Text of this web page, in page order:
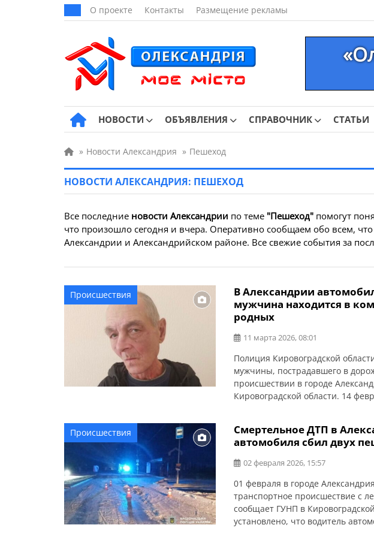
О проекте Контакты Размещение рекламы
НОВОСТИ ОБЪЯВЛЕНИЯ СПРАВОЧНИК СТАТЬИ
» Новости Александрия » Пешеход
НОВОСТИ АЛЕКСАНДРИЯ: ПЕШЕХОД
Все последние новости Александрии по теме "Пешеход" помогут
что произошло сегодня и вчера. Оперативно сообщаем обо всем,
Александрии и Александрийском районе. Все свежие события за
Происшествия
В Александрии
мужчина находится в
родных
11 марта 2026, 08:01
Полиция Кировоградской
мужчины, пострадавшего в
происшествии в городе
Кировоградской области. 14
— Семенист Валерия Ивановича,
двигался в попутном
Происшествия
Смертельное ДТП в
автомобиля сбил двух
02 февраля 2026, 15:57
01 февраля в городе
транспортное происшествие с
сообщает ГУНП в
установлено, что водитель